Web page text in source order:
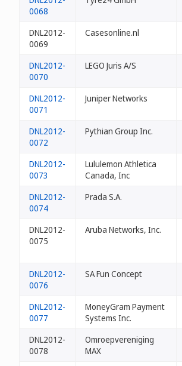
0068
DNL2012-
0069
Casesonline.nl
DNL2012-
0070
LEGO Juris A/S
DNL2012-
0071
Juniper Networks
DNL2012-
0072
Pythian Group Inc.
DNL2012-
0073
Lululemon Athletica
Canada, Inc
DNL2012-
0074
Prada S.A.
DNL2012-
0075
Aruba Networks, Inc.
DNL2012-
0076
SA Fun Concept
DNL2012-
0077
MoneyGram Payment
Systems Inc.
DNL2012-
0078
Omroepvereniging
MAX